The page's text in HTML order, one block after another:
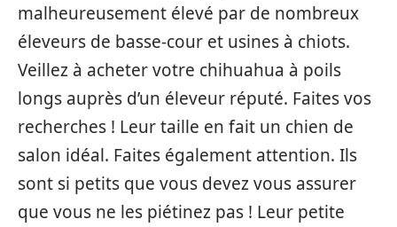
malheureusement élevé par de nombreux
éleveurs de basse-cour et usines à chiots.
Veillez à acheter votre chihuahua à poils
longs auprès d’un éleveur réputé. Faites vos
recherches ! Leur taille en fait un chien de
salon idéal. Faites également attention. Ils
sont si petits que vous devez vous assurer
que vous ne les piétinez pas ! Leur petite